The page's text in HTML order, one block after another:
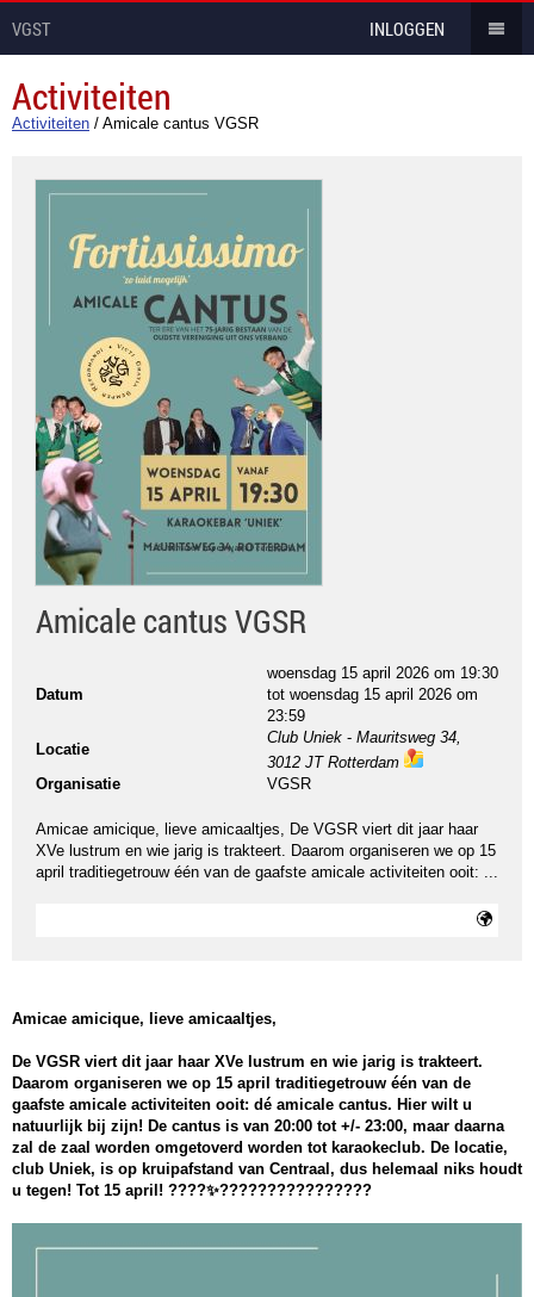
VGST INLOGGEN
Activiteiten
Activiteiten / Amicale cantus VGSR
Amicale cantus VGSR
Datum
woensdag 15 april 2026 om 19:30
tot woensdag 15 april 2026 om
23:59
Locatie
Club Uniek - Mauritsweg 34,
3012 JT Rotterdam
Organisatie VGSR
Amicae amicique, lieve amicaaltjes, De VGSR viert dit jaar haar
XVe lustrum en wie jarig is trakteert. Daarom organiseren we op 15
april traditiegetrouw één van de gaafste amicale activiteiten ooit: ...
Amicae amicique, lieve amicaaltjes,
De VGSR viert dit jaar haar XVe lustrum en wie jarig is trakteert.
Daarom organiseren we op 15 april traditiegetrouw één van de
gaafste amicale activiteiten ooit: dé amicale cantus. Hier wilt u
natuurlijk bij zijn! De cantus is van 20:00 tot +/- 23:00, maar daarna
zal de zaal worden omgetoverd worden tot karaokeclub. De locatie,
club Uniek, is op kruipafstand van Centraal, dus helemaal niks houdt
u tegen! Tot 15 april! ????✨????????????????